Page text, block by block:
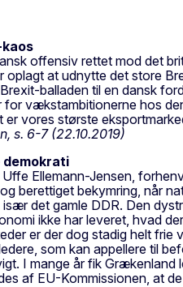
offensiv rettet mod det
oplagt at udnytte det store
balladen til en dansk
for vækstambitionerne hos
vores største
s. 6-7 (22.10.2019)
demokrati
Ellemann-Jensen,
berettiget bekymring, når
det gamle DDR. Den
ikke har leveret, hvad
er der dog stadig helt frie
som kan appellere til
I mange år fik
af EU-Kommissionen, at